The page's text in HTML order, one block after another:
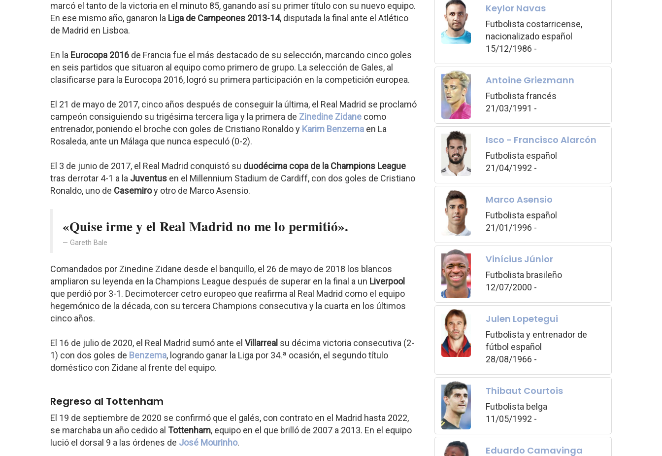
marcó el tanto de la victoria en el minuto 85, ganando así su primer título con su nuevo equipo.
En ese mismo año, ganaron la Liga de Campeones 2013-14, disputada la final ante el Atlético
de Madrid en Lisboa.
En la Eurocopa 2016 de Francia fue el más destacado de su selección, marcando cinco goles
en seis partidos que situaron al equipo como primero de grupo. La selección de Gales, al
clasificarse para la Eurocopa 2016, logró su primera participación en la competición europea.
El 21 de mayo de 2017, cinco años después de conseguir la última, el Real Madrid se proclamó
campeón consiguiendo su trigésima tercera liga y la primera de Zinedine Zidane como
entrenador, poniendo el broche con goles de Cristiano Ronaldo y Karim Benzema en La
Rosaleda, ante un Málaga que nunca especuló (0-2).
El 3 de junio de 2017, el Real Madrid conquistó su duodécima copa de la Champions League
tras derrotar 4-1 a la Juventus en el Millennium Stadium de Cardiff, con dos goles de Cristiano
Ronaldo, uno de Casemiroy otro de Marco Asensio.
«Quise irme y el Real Madrid no me lo permitió».
Gareth Bale
Comandados por Zinedine Zidane desde el banquillo, el 26 de mayo de 2018 los blancos
ampliaron su leyenda en la Champions League después de superar en la final a un Liverpool
que perdió por 3-1. Decimotercer cetro europeo que reafirma al Real Madrid como el equipo
hegemónico de la década, con su tercera Champions consecutiva y la cuarta en los últimos
cinco años.
El 16 de julio de 2020, el Real Madrid sumó ante el Villarreal su décima victoria consecutiva (2-
1) con dos goles de Benzema, logrando ganar la Liga por 34.ª ocasión, el segundo título
doméstico con Zidane al frente del equipo.
Regreso al Tottenham
El 19 de septiembre de 2020 se confirmó que el galés, con contrato en el Madrid hasta 2022,
se marchaba un año cedido al Tottenham, equipo en el que brilló de 2007 a 2013. En el equipo
lució el dorsal 9 a las órdenes de José Mourinho.
Keylor Navas
Futbolista costarricense,
nacionalizado español
15/12/1986 -
Antoine Griezmann
Futbolista francés
21/03/1991 -
Isco - Francisco Alarcón
Futbolista español
21/04/1992 -
Marco Asensio
Futbolista español
21/01/1996 -
Vinícius Júnior
Futbolista brasileño
12/07/2000 -
Julen Lopetegui
Futbolista y entrenador de
fútbol español
28/08/1966 -
Thibaut Courtois
Futbolista belga
11/05/1992 -
Eduardo Camavinga